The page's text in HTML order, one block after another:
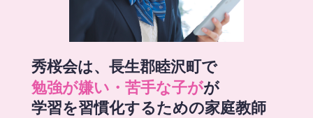
秀桜会は、長生郡睦沢町で
勉強が嫌い・苦手な子がが
学習を習慣化するための家庭教師